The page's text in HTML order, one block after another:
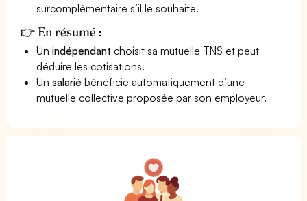
surcomplémentaire s’il le souhaite.
👉 En résumé :
Unindépendant choisit sa mutuelle TNS et peut
déduire les cotisations.
Unsalarié bénéficie automatiquement d’une
mutuelle collective proposée par son employeur.